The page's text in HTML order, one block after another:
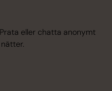
eller chatta anonymt